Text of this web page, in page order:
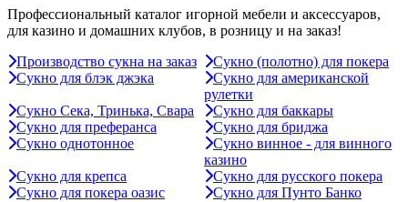
Профессиональный каталог игорной мебели и аксессуаров,
для казино и домашних клубов, в розницу и на заказ!
Производство сукна на заказ
Сукно (полотно) для покера
Сукно для блэк джэка
Сукно для американской
рулетки
Сукно Сека, Тринька, Свара
Сукно для баккары
Сукно для преферанса
Сукно для бриджа
Сукно однотонное
Сукно винное - для винного
казино
Сукно для крепса
Сукно для русского покера
Сукно для покера оазис
Сукно для Пунто Банко